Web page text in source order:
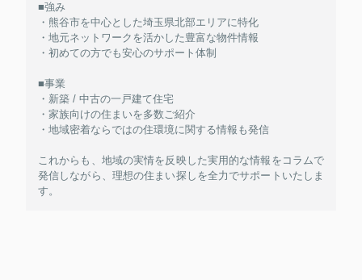
■強み
・熊谷市を中心とした埼玉県北部エリアに特化
・地元ネットワークを活かした豊富な物件情報
・初めての方でも安心のサポート体制
■事業
・新築 / 中古の一戸建て住宅
・家族向けの住まいを多数ご紹介
・地域密着ならではの住環境に関する情報も発信
これからも、地域の実情を反映した実用的な情報をコラムで
発信しながら、理想の住まい探しを全力でサポートいたしま
す。